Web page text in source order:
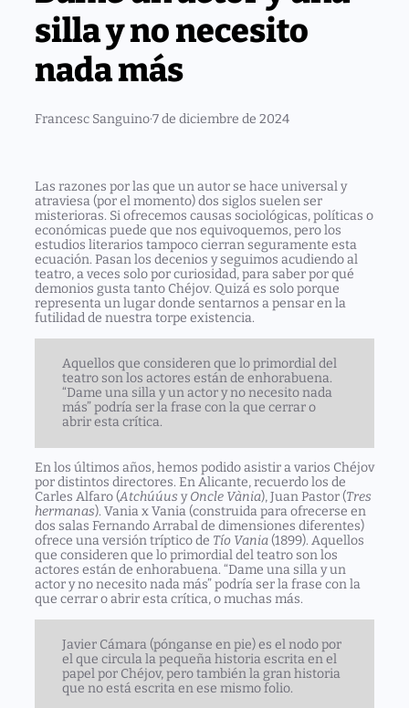
silla y no necesito
nada más
Francesc Sanguino·7 de diciembre de 2024
Las razones por las que un autor se hace universal y
atraviesa (por el momento) dos siglos suelen ser
misterioras. Si ofrecemos causas sociológicas, políticas o
económicas puede que nos equivoquemos, pero los
estudios literarios tampoco cierran seguramente esta
ecuación. Pasan los decenios y seguimos acudiendo al
teatro, a veces solo por curiosidad, para saber por qué
demonios gusta tanto Chéjov. Quizá es solo porque
representa un lugar donde sentarnos a pensar en la
futilidad de nuestra torpe existencia.
Aquellos que consideren que lo primordial del
teatro son los actores están de enhorabuena.
“Dame una silla y un actor y no necesito nada
más” podría ser la frase con la que cerrar o
abrir esta crítica.
En los últimos años, hemos podido asistir a varios Chéjov
por distintos directores. En Alicante, recuerdo los de
Carles Alfaro(Atchúúus yOncle Vània),Juan Pastor(Tres
hermanas). Vania x Vania(construida para ofrecerse en
dos salas Fernando Arrabal de dimensiones diferentes)
ofrece una versión tríptico de Tío Vania(1899). Aquellos
que consideren que lo primordial del teatro son los
actores están de enhorabuena. “Dame una silla y un
actor y no necesito nada más” podría ser la frase con la
que cerrar o abrir esta crítica, o muchas más.
Javier Cámara (pónganse en pie) es el nodo por
el que circula la pequeña historia escrita en el
papel por Chéjov, pero también la gran historia
que no está escrita en ese mismo folio.